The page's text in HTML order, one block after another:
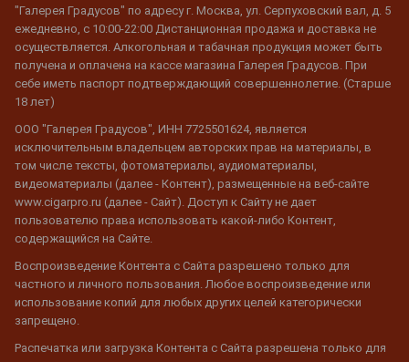
"Галерея Градусов" по адресу г. Москва, ул. Серпуховский вал, д. 5
ежедневно, с 10:00-22:00 Дистанционная продажа и доставка не
осуществляется. Алкогольная и табачная продукция может быть
получена и оплачена на кассе магазина Галерея Градусов. При
себе иметь паспорт подтверждающий совершеннолетие. (Старше
18 лет)
ООО "Галерея Градусов", ИНН 7725501624, является
исключительным владельцем авторских прав на материалы, в
том числе тексты, фотоматериалы, аудиоматериалы,
видеоматериалы (далее - Контент), размещенные на веб-сайте
www.cigarpro.ru (далее - Сайт). Доступ к Сайту не дает
пользователю права использовать какой-либо Контент,
содержащийся на Сайте.
Воспроизведение Контента с Сайта разрешено только для
частного и личного пользования. Любое воспроизведение или
использование копий для любых других целей категорически
запрещено.
Распечатка или загрузка Контента с Сайта разрешена только для